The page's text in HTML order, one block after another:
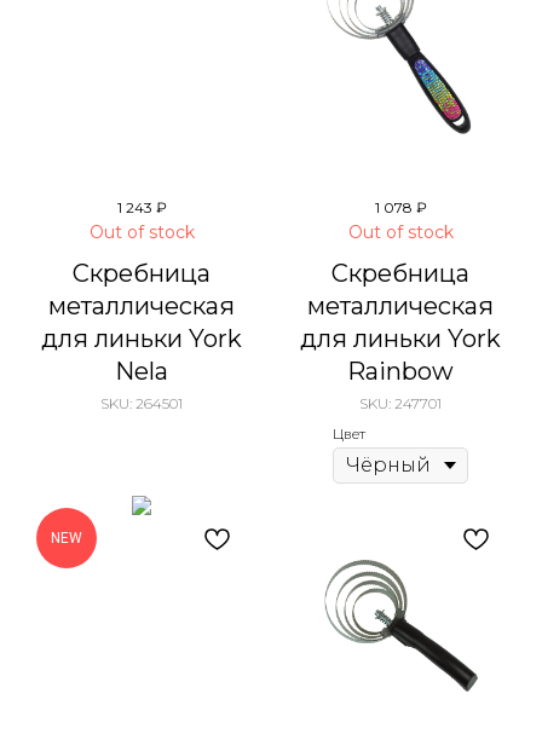
1 243 ₽
Out of stock
Скребница
металлическая
для линьки York
Nela
SKU: 264501
1 078 ₽
Out of stock
Скребница
металлическая
для линьки York
Rainbow
SKU: 247701
Цвет
NEW